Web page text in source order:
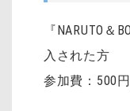
『NARUTO＆
入された方
参加費：500